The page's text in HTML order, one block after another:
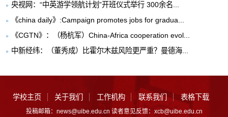
央视网：“中英游学领航计划”开班仪式举行 300余名...
《china daily》:Campaign promotes jobs for gradua...
《CGTN》：（杨杭军）China-Africa cooperation evol...
中新经纬：（董秀成）比霍尔木兹风险更严重？曼德海...
学校主页 关于我们 工作机构 联系我们 表格下载
投稿邮箱：news@uibe.edu.cn 读者意见反馈：xcb@uibe.edu.cn